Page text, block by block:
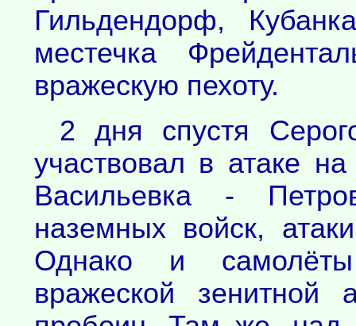
Гильдендорф,
местечка
вражескую пехоту.
2 дня спустя
участвовал в атаке
Васильевка -
наземных войск,
Однако и
вражеской зенитной